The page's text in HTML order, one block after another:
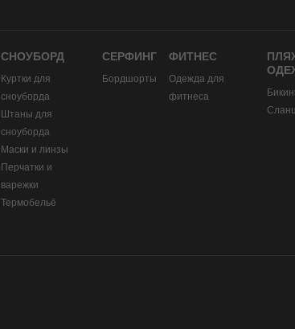
СНОУБОРД
Куртки для
сноуборда
Штаны для
сноуборда
Маски и линзы
Перчатки и
варежки
Термобельё
СЕРФИНГ
Бордшорты
ФИТНЕС
Одежда для
фитнеса